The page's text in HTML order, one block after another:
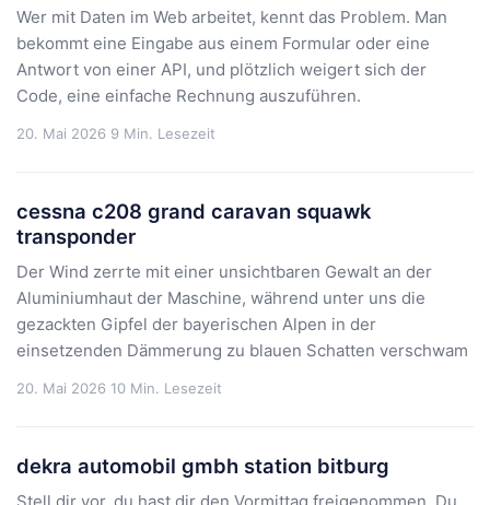
Wer mit Daten im Web arbeitet, kennt das Problem. Man
bekommt eine Eingabe aus einem Formular oder eine
Antwort von einer API, und plötzlich weigert sich der
Code, eine einfache Rechnung auszuführen.
20. Mai 2026 9 Min. Lesezeit
cessna c208 grand caravan squawk
transponder
Der Wind zerrte mit einer unsichtbaren Gewalt an der
Aluminiumhaut der Maschine, während unter uns die
gezackten Gipfel der bayerischen Alpen in der
einsetzenden Dämmerung zu blauen Schatten verschwam
20. Mai 2026 10 Min. Lesezeit
dekra automobil gmbh station bitburg